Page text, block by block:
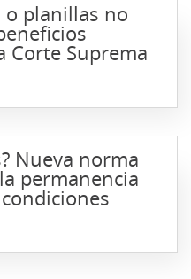
o planillas no
Corte Suprema
Nueva norma
permanencia